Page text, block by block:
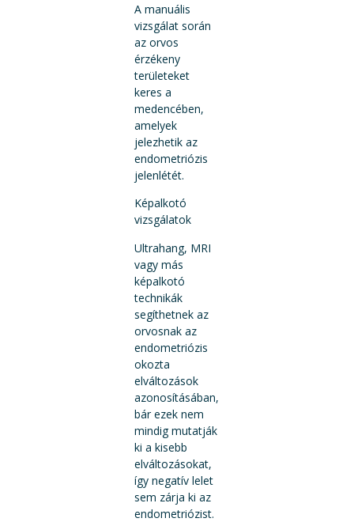
A manuális
vizsgálat során
az orvos
érzékeny
területeket
keres a
medencében,
amelyek
jelezhetik az
endometriózis
jelenlétét.
Képalkotó
vizsgálatok
Ultrahang, MRI
vagy más
képalkotó
technikák
segíthetnek az
orvosnak az
endometriózis
okozta
elváltozások
azonosításában,
bár ezek nem
mindig mutatják
ki a kisebb
elváltozásokat,
így negatív lelet
sem zárja ki az
endometriózist.